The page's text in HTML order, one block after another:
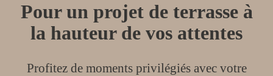
Pour un projet de terrasse à
la hauteur de vos attentes
Profitez de moments privilégiés avec votre